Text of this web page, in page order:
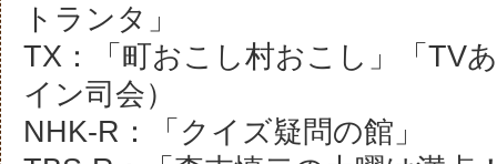
トランタ」
TX：「町おこし村おこし」「TV
イン司会）
NHK-R：「クイズ疑問の館」